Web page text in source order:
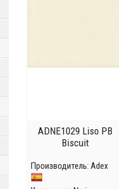
ADNE1029 Liso PB
Biscuit
Производитель: Adex